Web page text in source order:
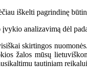
iškelti pagrindinę
analizavimą dėl
skirtingos
žalos mūsų
tautiniam